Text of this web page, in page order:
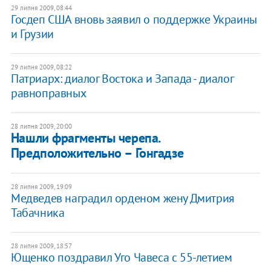
29 липня 2009, 08:44
Госдеп США вновь заявил о поддержке Украины
и Грузии
29 липня 2009, 08:22
Патриарх: диалог Востока и Запада - диалог
равноправных
28 липня 2009, 20:00
Нашли фрагменты черепа.
Предположительно – Гонгадзе
28 липня 2009, 19:09
Медведев наградил орденом жену Дмитрия
Табачника
28 липня 2009, 18:57
Ющенко поздравил Уго Чавеса с 55-летием